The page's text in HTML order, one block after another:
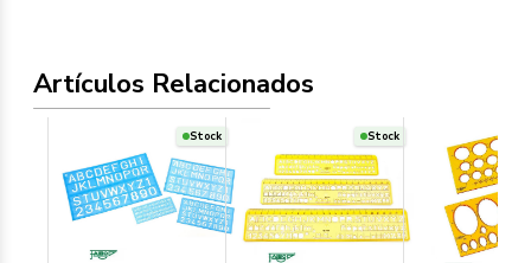
Artículos Relacionados
Stock Stock